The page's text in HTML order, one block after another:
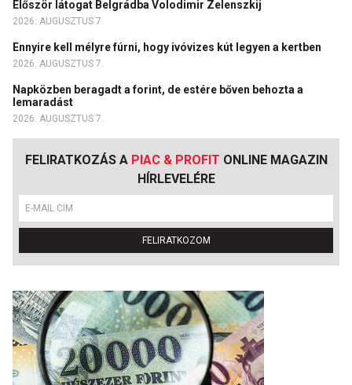
Először látogat Belgrádba Volodimir Zelenszkij
2026. AUGUSZTUS 7.
Ennyire kell mélyre fúrni, hogy ivóvizes kút legyen a kertben
2026. AUGUSZTUS 7.
Napközben beragadt a forint, de estére bőven behozta a
lemaradást
2026. AUGUSZTUS 7.
FELIRATKOZÁS A PIAC & PROFIT ONLINE MAGAZIN
HÍRLEVELÉRE
FELIRATKOZOM